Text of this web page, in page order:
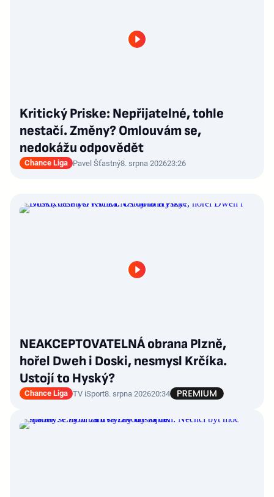
Kritický Priske: Nepřijatelné, tohle
nestačí. Změny? Omlouvám se,
nedokážu odpovědět
Chance Liga Pavel Šťastný8. srpna 202623:26
NEAKCEPTOVATELNÁ obrana Plzně,
hořel Dweh i Doski, nesmysl Krčíka.
Ustojí to Hyský?
Chance Liga TV iSport8. srpna 202620:34